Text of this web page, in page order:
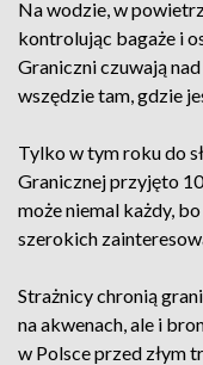
Na wodzie, w
kontrolując bagaże i
Graniczni czuwają
wszędzie tam, gdzie
Tylko w tym roku do
Granicznej przyjęto
może niemal każdy,
szerokich
Strażnicy chronią
na akwenach, ale i
w Polsce przed złym